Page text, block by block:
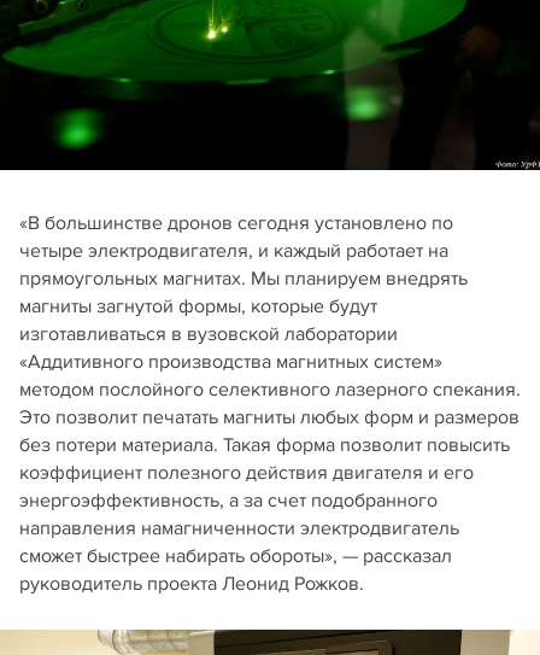
«В большинстве дронов сегодня установлено по
четыре электродвигателя, и каждый работает на
прямоугольных магнитах. Мы планируем внедрять
магниты загнутой формы, которые будут
изготавливаться в вузовской лаборатории
«Аддитивного производства магнитных систем»
методом послойного селективного лазерного спекания.
Это позволит печатать магниты любых форм и размеров
без потери материала. Такая форма позволит повысить
коэффициент полезного действия двигателя и его
энергоэффективность, а за счет подобранного
направления намагниченности электродвигатель
сможет быстрее набирать обороты», — рассказал
руководитель проекта Леонид Рожков.